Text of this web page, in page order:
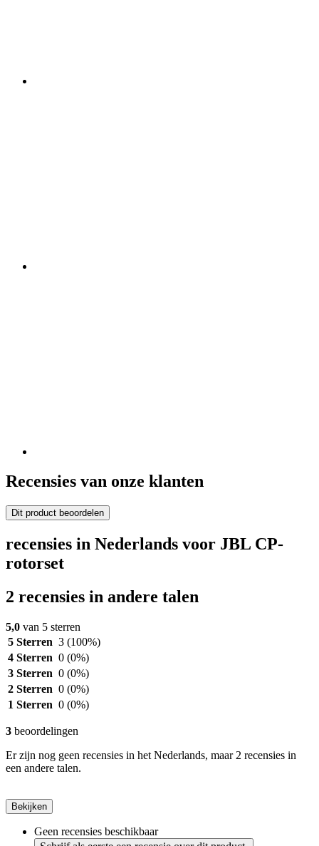
Recensies van onze klanten
Dit product beoordelen
recensies in Nederlands voor JBL CP-
rotorset
2 recensies in andere talen
5,0 van 5 sterren
5 Sterren 3 (100%)
4 Sterren 0 (0%)
3 Sterren 0 (0%)
2 Sterren 0 (0%)
1 Sterren 0 (0%)
3 beoordelingen
Er zijn nog geen recensies in het Nederlands, maar 2 recensies in
een andere talen.
Bekijken
Geen recensies beschikbaar